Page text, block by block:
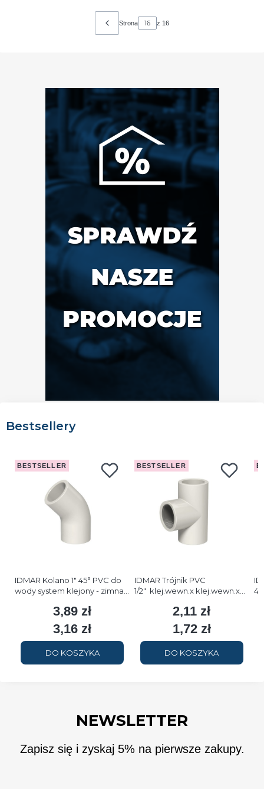
Strona z 16
Bestsellery
BESTSELLER
IDMAR Kolano 1" 45° PVC do
wody system klejony - zimna
Cena
3,89 zł
Cena
3,16 zł
DO KOSZYKA
BESTSELLER
IDMAR Trójnik PVC
1/2" klej.wewn.x klej.wewn.x
Cena
2,11 zł
Cena
1,72 zł
DO KOSZYKA
NEWSLETTER
Zapisz się i zyskaj 5% na pierwsze zakupy.